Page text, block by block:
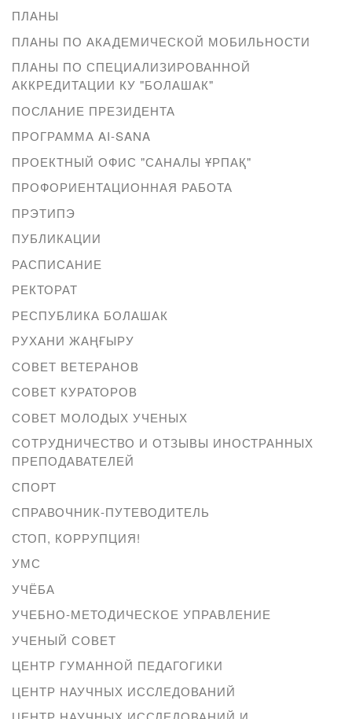
ПЛАНЫ
ПЛАНЫ ПО АКАДЕМИЧЕСКОЙ МОБИЛЬНОСТИ
ПЛАНЫ ПО СПЕЦИАЛИЗИРОВАННОЙ
АККРЕДИТАЦИИ КУ "БОЛАШАК"
ПОСЛАНИЕ ПРЕЗИДЕНТА
ПРОГРАММА AI-SANA
ПРОЕКТНЫЙ ОФИС "САНАЛЫ ҰРПАҚ"
ПРОФОРИЕНТАЦИОННАЯ РАБОТА
ПРЭТИПЭ
ПУБЛИКАЦИИ
РАСПИСАНИЕ
РЕКТОРАТ
РЕСПУБЛИКА БОЛАШАК
РУХАНИ ЖАҢҒЫРУ
СОВЕТ ВЕТЕРАНОВ
СОВЕТ КУРАТОРОВ
СОВЕТ МОЛОДЫХ УЧЕНЫХ
СОТРУДНИЧЕСТВО И ОТЗЫВЫ ИНОСТРАННЫХ
ПРЕПОДАВАТЕЛЕЙ
СПОРТ
СПРАВОЧНИК-ПУТЕВОДИТЕЛЬ
СТОП, КОРРУПЦИЯ!
УМС
УЧЁБА
УЧЕБНО-МЕТОДИЧЕСКОЕ УПРАВЛЕНИЕ
УЧЕНЫЙ СОВЕТ
ЦЕНТР ГУМАННОЙ ПЕДАГОГИКИ
ЦЕНТР НАУЧНЫХ ИССЛЕДОВАНИЙ